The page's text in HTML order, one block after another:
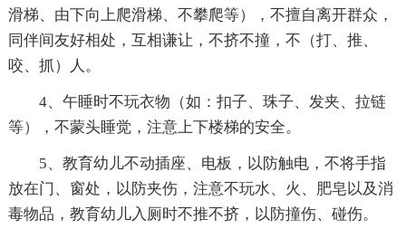
滑梯、由下向上爬滑梯、不攀爬等），不擅自离开群众，
同伴间友好相处，互相谦让，不挤不撞，不（打、推、
咬、抓）人。
4、午睡时不玩衣物（如：扣子、珠子、发夹、拉链
等），不蒙头睡觉，注意上下楼梯的安全。
5、教育幼儿不动插座、电板，以防触电，不将手指
放在门、窗处，以防夹伤，注意不玩水、火、肥皂以及消
毒物品，教育幼儿入厕时不推不挤，以防撞伤、碰伤。